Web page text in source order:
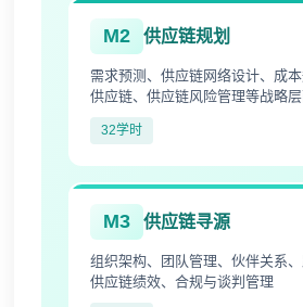
M2 供应链规划
需求预测、供应链网络设计、成
供应链、供应链风险管理等战略
32学时
M3 供应链寻源
组织架构、团队管理、伙伴关系、
供应链绩效、合规与谈判管理